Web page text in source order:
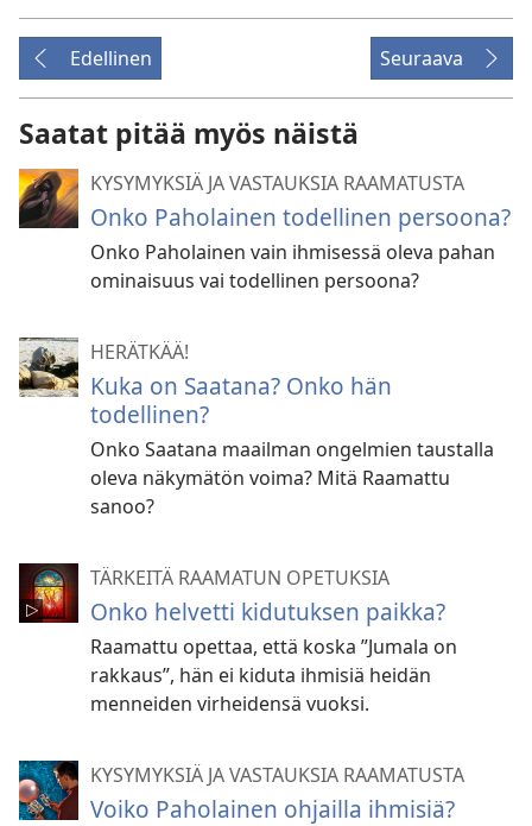
Edellinen Seuraava
Saatat pitää myös näistä
KYSYMYKSIÄ JA VASTAUKSIA RAAMATUSTA
Onko Paholainen todellinen persoona?
Onko Paholainen vain ihmisessä oleva pahan
ominaisuus vai todellinen persoona?
HERÄTKÄÄ!
Kuka on Saatana? Onko hän
todellinen?
Onko Saatana maailman ongelmien taustalla
oleva näkymätön voima? Mitä Raamattu
sanoo?
TÄRKEITÄ RAAMATUN OPETUKSIA
Onko helvetti kidutuksen paikka?
Raamattu opettaa, että koska ”Jumala on
rakkaus”, hän ei kiduta ihmisiä heidän
menneiden virheidensä vuoksi.
KYSYMYKSIÄ JA VASTAUKSIA RAAMATUSTA
Voiko Paholainen ohjailla ihmisiä?